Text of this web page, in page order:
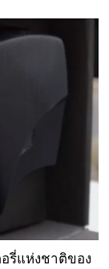
รี่แห่งชาติของ